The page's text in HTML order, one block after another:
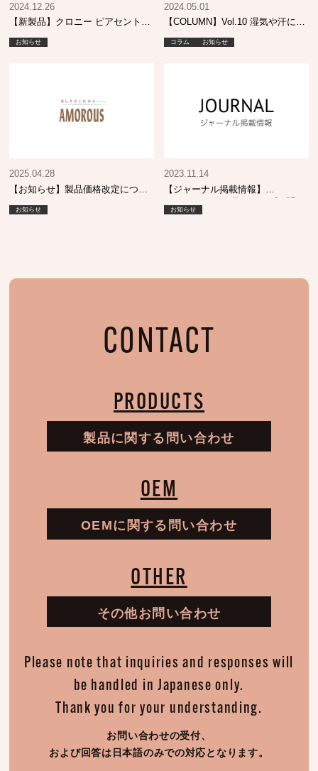
【新製品】クロニー ピアセントオ
2024.12.26
お知らせ
【COLUMN】Vol.10 湿気や汗に強
2024.05.01
コラム お知らせ
【お知らせ】製品価格改定につい
2025.04.28
お知らせ
【ジャーナル掲載情報】
SHINBIYO 12月号 トップに聞
く！
2023.11.14
お知らせ
CONTACT
PRODUCTS
製品に関する問い合わせ
OEM
OEMに関する問い合わせ
OTHER
その他お問い合わせ
Please note that inquiries and responses will
be handled in Japanese only.
Thank you for your understanding.
お問い合わせの受付、
および回答は日本語のみでの対応となります。